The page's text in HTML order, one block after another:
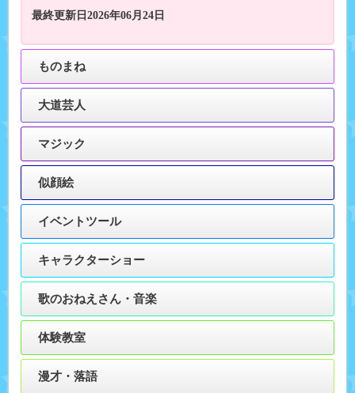
最終更新日2026年06月24日
ものまね
大道芸人
マジック
似顔絵
イベントツール
キャラクターショー
歌のおねえさん・音楽
体験教室
漫才・落語